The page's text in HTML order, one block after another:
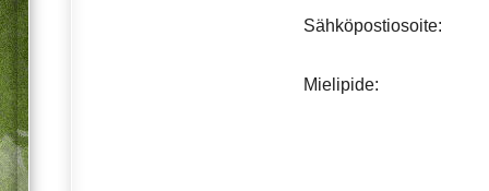
Sähköpostiosoite:
Mielipide: